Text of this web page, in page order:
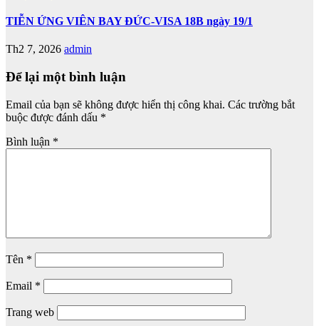
TIỄN ỨNG VIÊN BAY ĐỨC-VISA 18B ngày 19/1
Th2 7, 2026 admin
Để lại một bình luận
Email của bạn sẽ không được hiển thị công khai. Các trường bắt
buộc được đánh dấu *
Bình luận *
Tên *
Email *
Trang web